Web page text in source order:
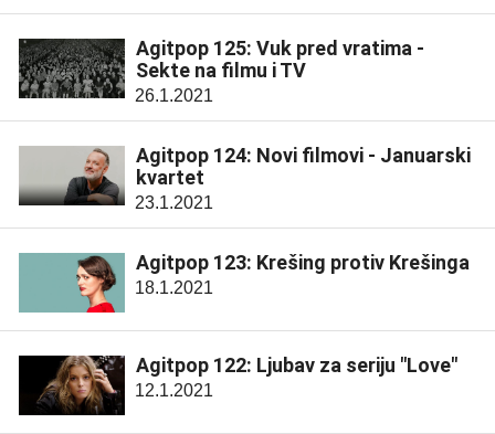
Agitpop 125: Vuk pred vratima -
Sekte na filmu i TV
26.1.2021
Agitpop 124: Novi filmovi - Januarski
kvartet
23.1.2021
Agitpop 123: Krešing protiv Krešinga
18.1.2021
Agitpop 122: Ljubav za seriju "Love"
12.1.2021